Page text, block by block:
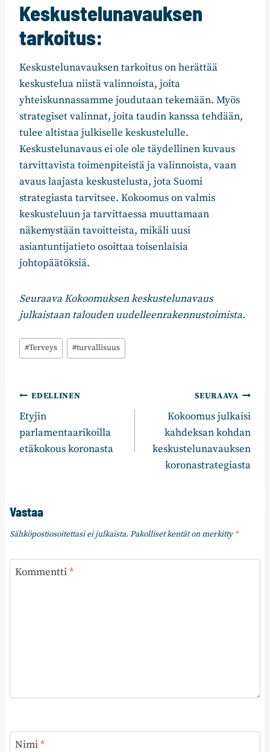
Keskustelunavauksen
tarkoitus:
Keskustelunavauksen tarkoitus on herättää
keskustelua niistä valinnoista, joita
yhteiskunnassamme joudutaan tekemään. Myös
strategiset valinnat, joita taudin kanssa tehdään,
tulee altistaa julkiselle keskustelulle.
Keskustelunavaus ei ole ole täydellinen kuvaus
tarvittavista toimenpiteistä ja valinnoista, vaan
avaus laajasta keskustelusta, jota Suomi
strategiasta tarvitsee. Kokoomus on valmis
keskusteluun ja tarvittaessa muuttamaan
näkemystään tavoitteista, mikäli uusi
asiantuntijatieto osoittaa toisenlaisia
johtopäätöksiä.
Seuraava Kokoomuksen keskustelunavaus
julkaistaan talouden uudelleenrakennustoimista.
Avainsanat:
#Terveys #turvallisuus
Artikkelien
selaus
EDELLINEN
​Etyjin
parlamentaarikoilla
etäkokous koronasta
SEURAAVA
Kokoomus julkaisi
kahdeksan kohdan
keskustelunavauksen
koronastrategiasta
Vastaa
Sähköpostiosoitettasi ei julkaista. Pakolliset kentät on merkitty*
Kommentti*
Nimi*